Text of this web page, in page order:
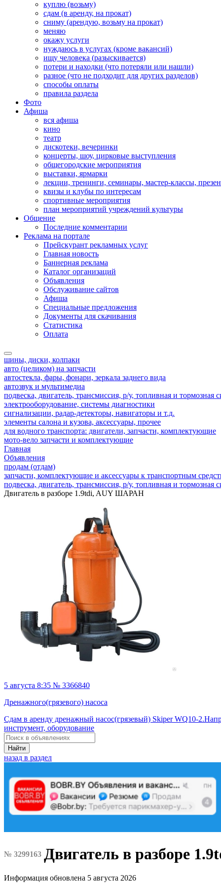
куплю (возьму)
сдам (в аренду, на прокат)
сниму (арендую, возьму на прокат)
меняю
окажу услуги
нуждаюсь в услугах (кроме вакансий)
ищу человека (разыскивается)
потери и находки (что потеряли или нашли)
разное (что не подходит для других разделов)
способы оплаты
правила раздела
Фото
Афиша
вся афиша
кино
театр
дискотеки, вечеринки
концерты, шоу, цирковые выступления
общегородские мероприятия
выставки, ярмарки
лекции, тренинги, семинары, мастер-классы,
квизы и клубы по интересам
спортивные мероприятия
план мероприятий учреждений культуры
Общение
Последние комментарии
Реклама на портале
Прейскурант рекламных услуг
Главная новость
Баннерная реклама
Каталог организаций
Объявления
Обслуживание сайтов
Афиша
Специальные предложения
Документы для скачивания
Статистика
Оплата
шины, диски, колпаки
авто (целиком) на запчасти
автостекла, фары, фонари, зеркала заднего вида
автозвук и мультимедиа
подвеска, двигатель, трансмиссия, р/у, топливная и тормозная
электрооборудование, системы диагностики
сигнализации, радар-детекторы, навигаторы и т.д.
элементы салона и кузова, аксессуары, прочее
для водного транспорта: двигатели, запчасти, комплектующие
мото-вело запчасти и комплектующие
Главная
Объявления
продам (отдам)
запчасти, комплектующие и аксессуары к транспортным
подвеска, двигатель, трансмиссия, р/у, топливная и тормозная
Двигатель в разборе 1.9tdi, AUY ШАРАН
5 августа 8:35 № 3366840
Дренажного(грязевого) насоса
Сдам в аренду дренажный насос(грязевый) Skiper WQ10-
инструмент, оборудование
Найти
назад в раздел
№ 3299163 Двигатель в разборе
Информация обновлена 5 августа 2026